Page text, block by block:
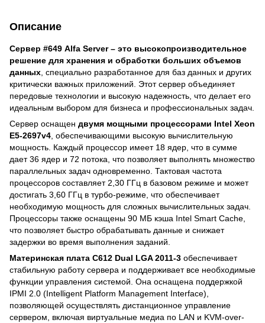
Описание
Сервер #649 Alfa Server – это высокопроизводительное
решение для хранения и обработки больших объемов
данных , специально разработанное для баз данных и других
критически важных приложений. Этот сервер объединяет
передовые технологии и высокую надежность, что делает его
идеальным выбором для бизнеса и профессиональных задач.
Сервер оснащен двумя мощными процессорами Intel Xeon
E5-2697v4 , обеспечивающими высокую вычислительную
мощность. Каждый процессор имеет 18 ядер, что в сумме
дает 36 ядер и 72 потока, что позволяет выполнять множество
параллельных задач одновременно. Тактовая частота
процессоров составляет 2,30 ГГц в базовом режиме и может
достигать 3,60 ГГц в турбо-режиме, что обеспечивает
необходимую мощность для сложных вычислительных задач.
Процессоры также оснащены 90 МБ кэша Intel Smart Cache,
что позволяет быстро обрабатывать данные и снижает
задержки во время выполнения заданий.
Материнская плата C612 Dual LGA 2011-3 обеспечивает
стабильную работу сервера и поддерживает все необходимые
функции управления системой. Она оснащена поддержкой
IPMI 2.0 (Intelligent Platform Management Interface),
позволяющей осуществлять дистанционное управление
сервером, включая виртуальные медиа по LAN и KVM-over-